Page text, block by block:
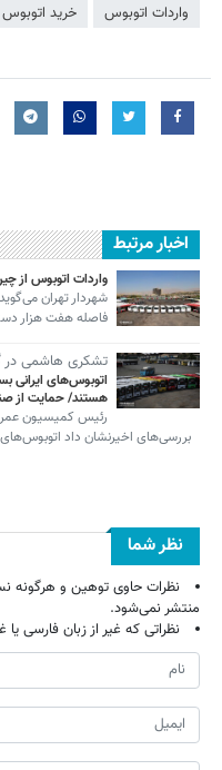
واردات اتوبوس
خرید اتوبوس
اخبار مرتبط
واردات اتوبوس از
فاصله هفت هزار
تشکری هاشمی در
اتوبوس‌های ایرانی
هستند/ حمایت از
رئیس کمیسیون
بررسی‌های اخیرنشان داد
نظر شما
نظرات حاوی توهین و هرگونه
منتشر نمی‌شود.
نظراتی که غیر از زبان فارسی